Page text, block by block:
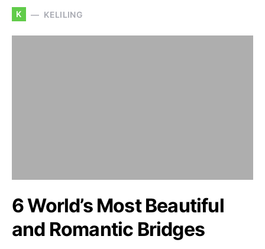
K KELILING
6 World’s Most Beautiful
and Romantic Bridges